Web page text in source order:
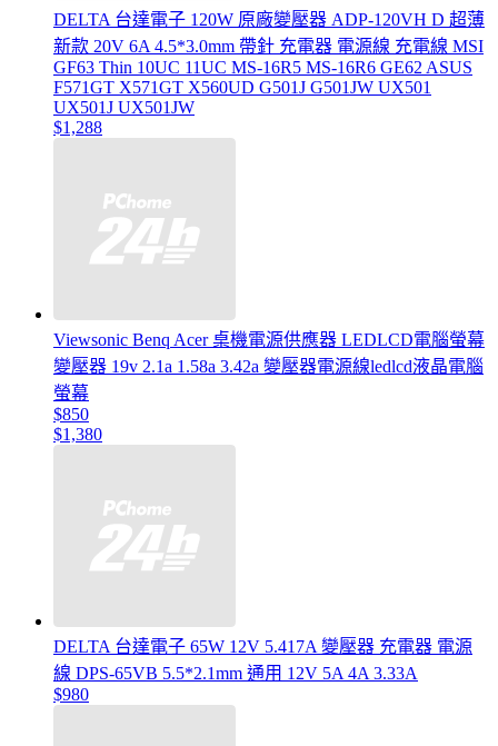
DELTA 台達電子 120W 原廠變壓器 ADP-120VH D 超薄
新款 20V 6A 4.5*3.0mm 帶針 充電器 電源線 充電線 MSI
GF63 Thin 10UC 11UC MS-16R5 MS-16R6 GE62 ASUS
F571GT X571GT X560UD G501J G501JW UX501
UX501J UX501JW
$1,288
Viewsonic Benq Acer 桌機電源供應器 LEDLCD電腦螢幕
變壓器 19v 2.1a 1.58a 3.42a 變壓器電源線ledlcd液晶電腦
螢幕
$850
$1,380
DELTA 台達電子 65W 12V 5.417A 變壓器 充電器 電源
線 DPS-65VB 5.5*2.1mm 通用 12V 5A 4A 3.33A
$980